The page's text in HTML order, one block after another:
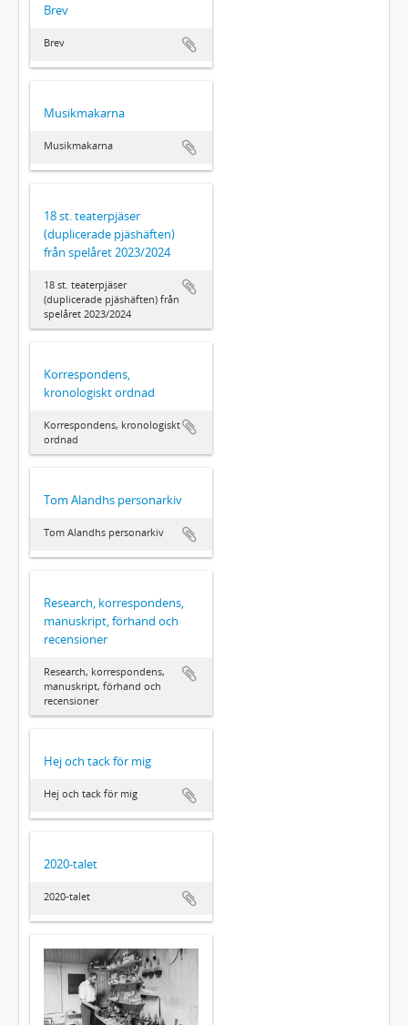
Brev
Brev
Musikmakarna
Musikmakarna
18 st. teaterpjäser
(duplicerade pjäshäften)
från spelåret 2023/2024
18 st. teaterpjäser
(duplicerade pjäshäften) från
spelåret 2023/2024
Korrespondens,
kronologiskt ordnad
Korrespondens, kronologiskt
ordnad
Tom Alandhs personarkiv
Tom Alandhs personarkiv
Research, korrespondens,
manuskript, förhand och
recensioner
Research, korrespondens,
manuskript, förhand och
recensioner
Hej och tack för mig
Hej och tack för mig
2020-talet
2020-talet